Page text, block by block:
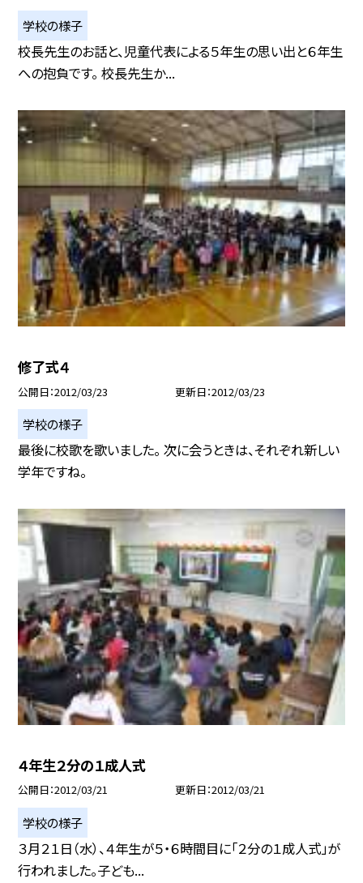
学校の様子
校長先生のお話と、児童代表による５年生の思い出と６年生
への抱負です。 校長先生か...
修了式４
公開日 2012/03/23 更新日 2012/03/23
学校の様子
最後に校歌を歌いました。 次に会うときは、それぞれ新しい
学年ですね。
４年生２分の１成人式
公開日 2012/03/21 更新日 2012/03/21
学校の様子
３月２１日（水）、４年生が５・６時間目に「２分の１成人式」が
行われました。子ども...